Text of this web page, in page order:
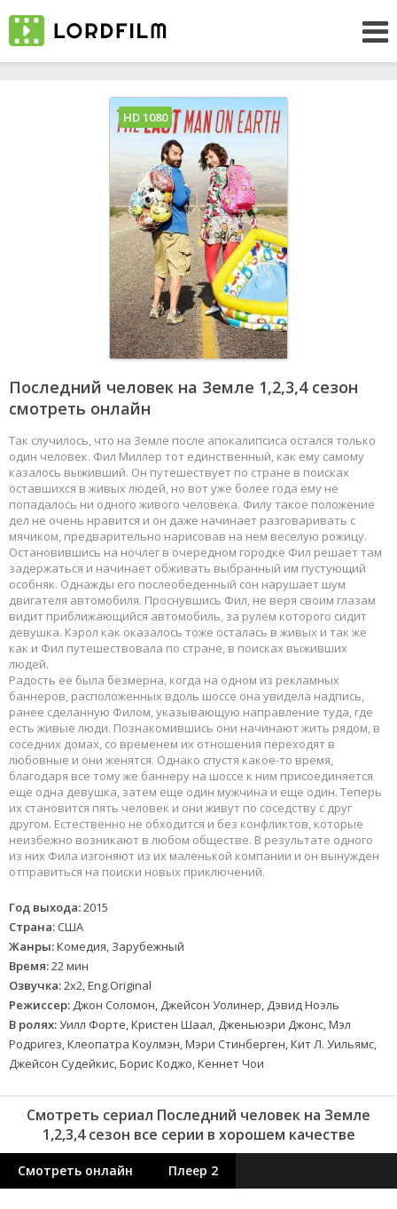
Последний человек на Земле 1,2,3,4 сезон
смотреть онлайн
Так случилось, что на Земле после апокалипсиса остался только
один человек. Фил Миллер тот единственный, как ему самому
казалось выживший. Он путешествует по стране в поисках
оставшихся в живых людей, но вот уже более года ему не
попадалось ни одного живого человека. Филу такое положение
дел не очень нравится и он даже начинает разговаривать с
мячиком, предварительно нарисовав на нем веселую рожицу.
Остановившись на ночлег в очередном городке Фил решает там
задержаться и начинает обживать выбранный им пустующий
особняк. Однажды его послеобеденный сон нарушает шум
двигателя автомобиля. Проснувшись Фил, не веря своим глазам
видит приближающийся автомобиль, за рулем которого сидит
девушка. Кэрол как оказалось тоже осталась в живых и так же
как и Фил путешествовала по стране, в поисках выживших
людей.
Радость ее была безмерна, когда на одном из рекламных
баннеров, расположенных вдоль шоссе она увидела надпись,
ранее сделанную Филом, указывающую направление туда, где
есть живые люди. Познакомившись они начинают жить рядом, в
соседних домах, со временем их отношения переходят в
любовные и они женятся. Однако спустя какое-то время,
благодаря все тому же баннеру на шоссе к ним присоединяется
еще одна девушка, затем еще один мужчина и еще один. Теперь
их становится пять человек и они живут по соседству с друг
другом. Естественно не обходится и без конфликтов, которые
неизбежно возникают в любом обществе. В результате одного
из них Фила изгоняют из их маленькой компании и он вынужден
отправиться на поиски новых приключений.
Год выхода:2015
Страна: США
Жанры:Комедия, Зарубежный
Время:22 мин
Озвучка:2x2, Eng.Original
Режиссер: Джон Соломон, Джейсон Уолинер, Дэвид Ноэль
В ролях:Уилл Форте, Кристен Шаал, Дженьюэри Джонс, Мэл
Родригез, Клеопатра Коулмэн, Мэри Стинберген, Кит Л. Уильямс,
Джейсон Судейкис, Борис Коджо, Кеннет Чои
HD 1080
Смотреть сериал Последний человек на Земле
1,2,3,4 сезон все серии в хорошем качестве
Смотреть онлайн Плеер 2